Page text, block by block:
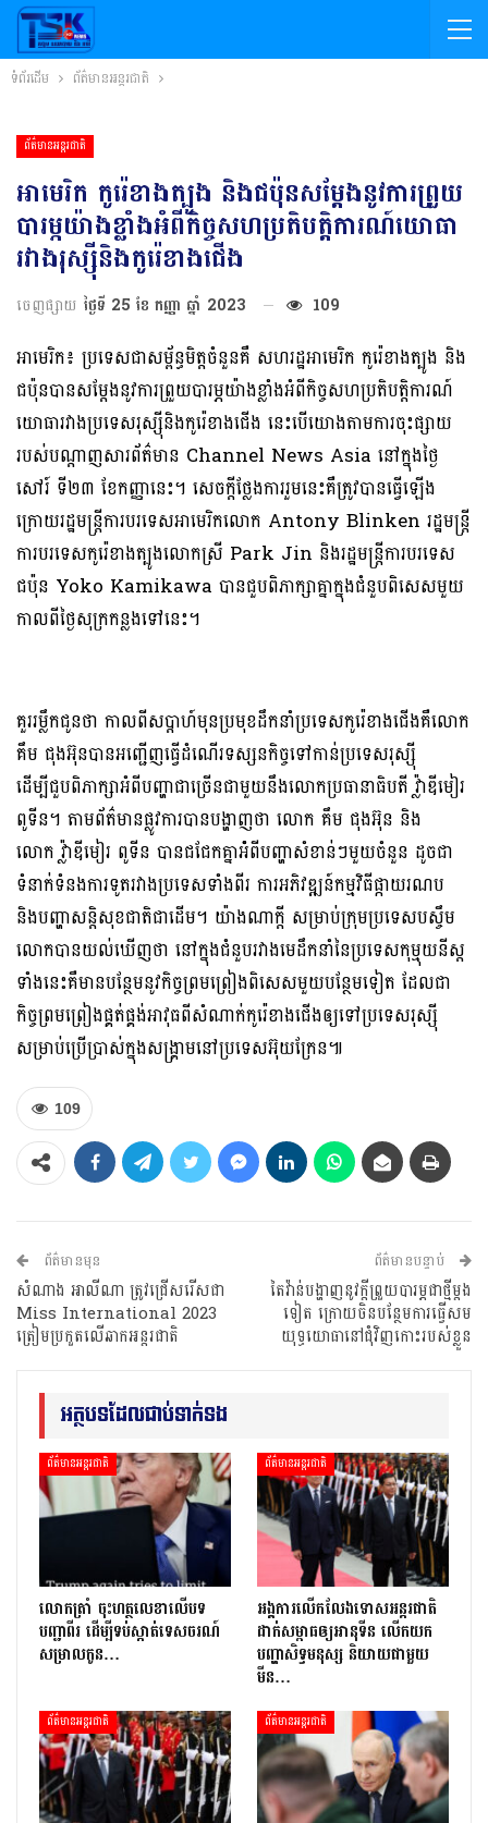
ទំព័រដើម ព័ត៌មានអន្តរជាតិ
ព័ត៌មានអន្តរជាតិ
អាមេរិក កូរ៉េខាងត្បូង និងជប៉ុនសម្តែងនូវការព្រួយ
បារម្ភយ៉ាងខ្លាំងអំពីកិច្ចសហប្រតិបត្តិការណ៍យោធា
រវាងរុស្ស៊ីនិងកូរ៉េខាងជើង
ចេញផ្សាយ ថ្ងៃទី 25 ខែ កញ្ញា ឆ្នាំ 2023 109
អាមេរិក៖ ប្រទេសជាសម្ព័ន្ធមិត្តចំ​នួនគឺ សហរដ្ឋអាមេរិក កូរ៉េខាងត្បូង និង
ជប៉ុនបានសម្តែងនូវការព្រួយបារម្ភយ៉ាងខ្លាំងអំពីកិច្ចសហប្រតិបត្តិការណ៍
យោធារវាងប្រទេសរុស្ស៊ីនិងកូរ៉េខាងជើង នេះបើយោងតាមការចុះផ្សាយ
របស់បណ្តាញសារព័ត៌មាន Channel News Asia នៅក្នុងថ្ងៃ
សៅរ៍ ទី២៣ ខែកញ្ញានេះ។ សេចក្តីថ្លែងការរួមនេះគឺត្រូវបានធ្វើឡើង
ក្រោយរដ្ឋមន្ត្រីការបរទេសអាមេរិកលោក Antony Blinken រដ្ឋមន្រ្តី
ការបរទេសកូរ៉េខាងត្បូងលោកស្រី Park Jin និងរដ្ឋមន្ត្រីការបរទេស
ជប៉ុន Yoko Kamikawa បានជួបពិភាក្សាគ្នាក្នុងជំនួបពិសេសមួយ
កាលពីថ្ងៃសុក្រកន្លងទៅនេះ។
គួររម្លឹកជូនថា កាលពីសប្តាហ៍មុនប្រមុខដឹកនាំប្រទេសកូរ៉េខាងជើងគឺលោក
គឹម ជុងអ៊ុនបានអញ្ជើញធ្វើដំណើរទស្សនកិច្ចទៅកាន់ប្រទេសរុស្ស៊ី
ដើម្បីជួបពិភាក្សាអំពីបញ្ហាជាច្រើនជាមួយនឹងលោកប្រធានាធិបតី វ្ល៉ាឌីមៀរ
ពូទីន។ តាមព័ត៌មានផ្លូវការបានបង្ហាញថា លោក គឹម ជុងអ៊ុន និង
លោក វ្ល៉ាឌីមៀរ ពូទីន បានជជែកគ្នាអំំពីបញ្ហាសំខាន់ៗមួយចំនួន ដូចជា
ទំនាក់ទំនងការទូតរវាងប្រទេសទាំងពីរ ការអភិវឌ្ឍន៍កម្មវិធីផ្កាយរណប
និងបញ្ហាសន្តិសុខជាតិជាដើម។​ យ៉ាងណាក្តី សម្រាប់ក្រុមប្រទេសបស្ចឹម
លោកបានយល់ឃើញថា នៅក្នុងជំនួបរវាងមេដឹកនាំនៃប្រទេសកុម្មុយនីស្ត
ទាំងនេះគឺមានបន្ថែមនូវកិច្ចព្រមព្រៀងពិសេសមួយបន្ថែមទៀត ដែលជា
កិច្ចព្រមព្រៀងផ្គត់ផ្គង់អាវុធពីសំណាក់កូរ៉េខាងជើងឲ្យទៅប្រទេសរុស្ស៊ី
សម្រាប់ប្រើប្រាស់ក្នុងសង្គ្រាមនៅប្រទេសអ៊ុយក្រែន៕
109
ព័ត៌មានមុន
សំណាង អា​លី​ណា ត្រូវ​ជ្រើសរើស​ជា
Miss International 2023
ត្រៀម​ប្រកួត​លើ​ឆាក​អន្តរ​ជាតិ
ព័ត៌មានបន្ទាប់
តៃវ៉ាន់បង្ហាញនូវក្តីព្រួយបារម្ភជាថ្មីម្តង
ទៀត ក្រោយចិនបន្ថែមការធ្វើសម
យុទ្ធយោធានៅជុំវិញកោះរបស់ខ្លួន
អត្ថបទដែលជាប់ទាក់ទង
ព័ត៌មានអន្តរជាតិ
លោក​ត្រាំ ចុះហត្ថលេខាលើបទ
បញ្ជាពីរ ដើម្បីទប់ស្កាត់ទេស​ចរណ៍
សម្រាលកូន…
ព័ត៌មានអន្តរជាតិ
អង្គការលើកលែងទោសអន្តរជាតិ
ដាក់សម្ពាធឲ្យអានុទីន លើកយក
បញ្ហាសិទ្ធមនុស្ស និយាយជាមួយ
មីន…
ព័ត៌មានអន្តរជាតិ ព័ត៌មានអន្តរជាតិ